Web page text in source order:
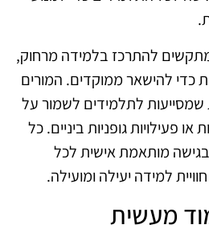
להתרכז בלמידה מרחוק,
כדי להישאר ממוקדים. המורים
שמסייעות לתלמידים לשמור על
פעילויות גופניות ביניים. כל
מותאמת אישית לכל
למידה יעילה ומועילה.
מעשית